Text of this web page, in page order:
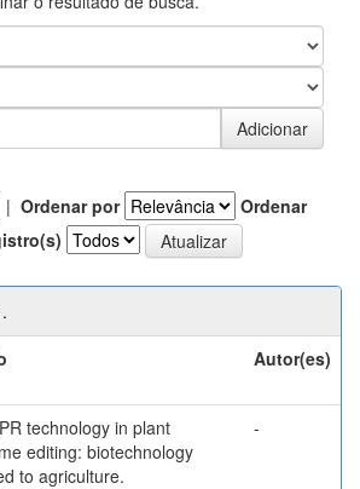
| Ordenar por
Ordenar
Autor(es)
technology in plant
editing: biotechnology
to agriculture.
-